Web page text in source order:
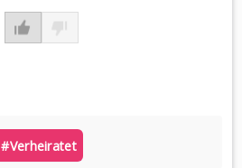
#verheiratet